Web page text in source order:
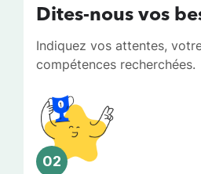
Dites-nous vos
Indiquez vos attentes,
compétences recherchées.
02